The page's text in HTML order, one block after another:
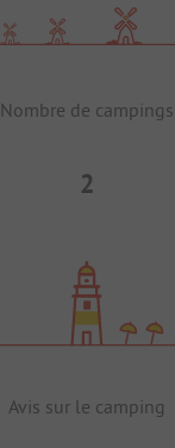
Nombre de campings
2
Avis sur le camping